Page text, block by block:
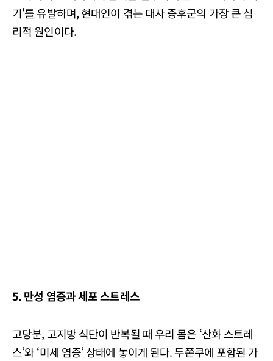
기'를 유발하며, 현대인이 겪는 대사 증후군의 가장 큰 심
리적 원인이다.
5. 만성 염증과 세포 스트레스
고당분, 고지방 식단이 반복될 때 우리 몸은 ‘산화 스트레
스’와 ‘미세 염증’ 상태에 놓이게 된다. 두쫀쿠에 포함된 가